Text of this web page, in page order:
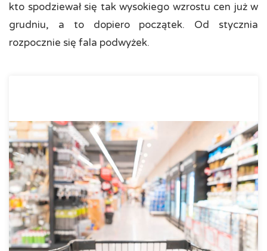
kto spodziewał się tak wysokiego wzrostu cen już w
grudniu, a to dopiero początek. Od stycznia
rozpocznie się fala podwyżek.